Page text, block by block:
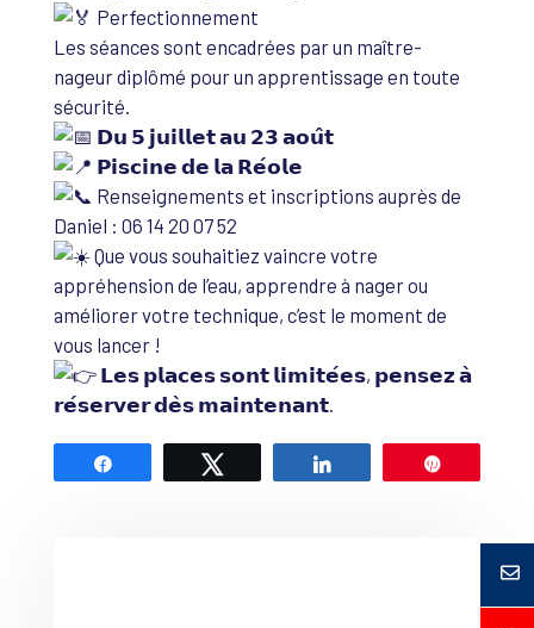
Perfectionnement
Les séances sont encadrées par un maître-
nageur diplômé pour un apprentissage en toute
sécurité.
𝗗𝘂 𝟱 𝗷𝘂𝗶𝗹𝗹𝗲𝘁 𝗮𝘂 𝟮𝟯 𝗮𝗼𝘂̂𝘁
𝗣𝗶𝘀𝗰𝗶𝗻𝗲 𝗱𝗲 𝗹𝗮 𝗥𝗲́𝗼𝗹𝗲
Renseignements et inscriptions auprès de
Daniel : 06 14 20 07 52
Que vous souhaitiez vaincre votre
appréhension de l’eau, apprendre à nager ou
améliorer votre technique, c’est le moment de
vous lancer !
𝗟𝗲𝘀 𝗽𝗹𝗮𝗰𝗲𝘀 𝘀𝗼𝗻𝘁 𝗹𝗶𝗺𝗶𝘁𝗲́𝗲𝘀, 𝗽𝗲𝗻𝘀𝗲𝘇 𝗮̀
𝗿𝗲́𝘀𝗲𝗿𝘃𝗲𝗿 𝗱𝗲̀𝘀 𝗺𝗮𝗶𝗻𝘁𝗲𝗻𝗮𝗻𝘁.